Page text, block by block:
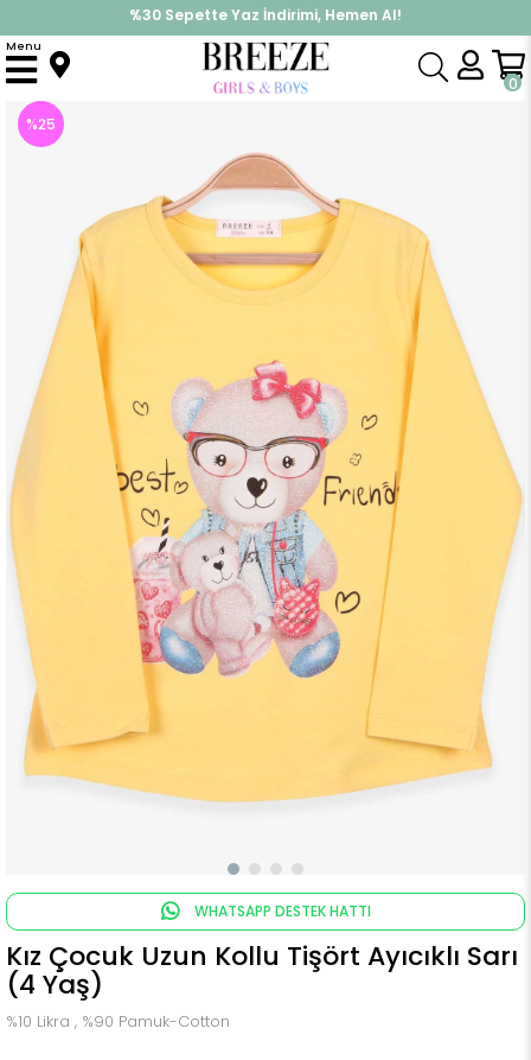
%30 Sepette Yaz İndirimi, Hemen Al!
İndirimlere ek %10 İndirimi Kap, Hemen Üye Ol!
0
Menu
Anasayfa Üst Giyim Uzun Kollu Tişört Kız Çocuk Uzun Kollu Tişört Ayıcıklı Sarı (4 Yaş)
%25
WHATSAPP DESTEK HATTI
Kız Çocuk Uzun Kollu Tişört Ayıcıklı Sarı
(4 Yaş)
%10 Likra , %90 Pamuk-Cotton